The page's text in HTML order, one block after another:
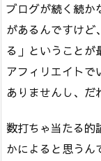
ブログが続く続か
があるんですけど
る」ということが
アフィリエイトで
ありませんし、だ
数打ちゃ当たる的
かによると思うん